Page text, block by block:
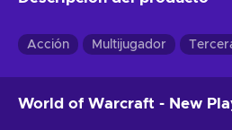
Acción Multijugador
World of Warcraft - New